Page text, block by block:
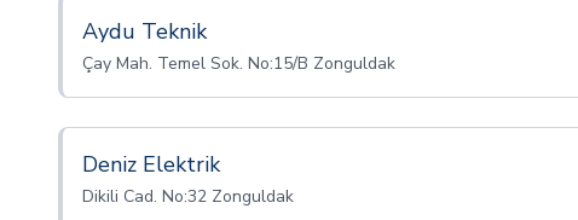
Aydu Teknik
Çay Mah. Temel Sok. No:15/B Zonguldak
Deniz Elektrik
Dikili Cad. No:32 Zonguldak